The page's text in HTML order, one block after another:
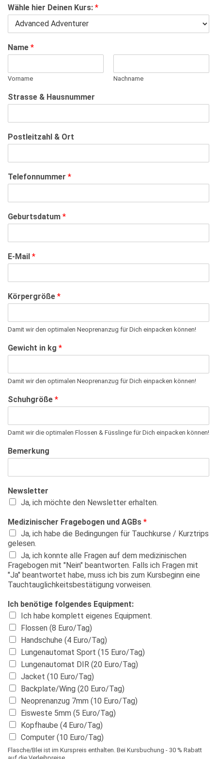
Wähle hier Deinen Kurs: *
Name *
Vorname Nachname
Strasse & Hausnummer
Postleitzahl & Ort
Telefonnummer *
Geburtsdatum *
E-Mail *
Körpergröße *
Damit wir den optimalen Neoprenanzug für Dich einpacken können!
Gewicht in kg *
Damit wir den optimalen Neoprenanzug für Dich einpacken können!
Schuhgröße *
Damit wir die optimalen Flossen & Füsslinge für Dich einpacken können!
Bemerkung
Newsletter
Ja, ich möchte den Newsletter erhalten.
Medizinischer Fragebogen und AGBs *
Ja, ich habe die Bedingungen für Tauchkurse / Kurztrips
gelesen.
Ja, ich konnte alle Fragen auf dem medizinischen
Fragebogen mit "Nein" beantworten. Falls ich Fragen mit
"Ja" beantwortet habe, muss ich bis zum Kursbeginn eine
Tauchtauglichkeitsbestätigung vorweisen.
Ich benötige folgendes Equipment:
Ich habe komplett eigenes Equipment.
Flossen (8 Euro/Tag)
Handschuhe (4 Euro/Tag)
Lungenautomat Sport (15 Euro/Tag)
Lungenautomat DIR (20 Euro/Tag)
Jacket (10 Euro/Tag)
Backplate/Wing (20 Euro/Tag)
Neoprenanzug 7mm (10 Euro/Tag)
Eisweste 5mm (5 Euro/Tag)
Kopfhaube (4 Euro/Tag)
Computer (10 Euro/Tag)
Flasche/Blei ist im Kurspreis enthalten. Bei Kursbuchung - 30 % Rabatt